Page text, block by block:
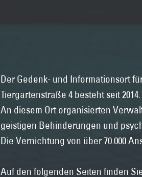
Der Gedenk- und Informationsort
Tiergartenstraße 4 besteht seit 2014.
An diesem Ort organisierten
geistigen Behinderungen und
Die Vernichtung von über 70.000
Auf den folgenden Seiten finden